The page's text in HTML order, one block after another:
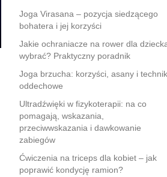
Joga Virasana – pozycja siedzącego
bohatera i jej korzyści
Jakie ochraniacze na rower dla
wybrać? Praktyczny poradnik
Joga brzucha: korzyści, asany i
oddechowe
Ultradźwięki w fizykoterapii: na co
pomagają, wskazania,
przeciwwskazania i dawkowanie
zabiegów
Ćwiczenia na triceps dla kobiet – jak
poprawić kondycję ramion?